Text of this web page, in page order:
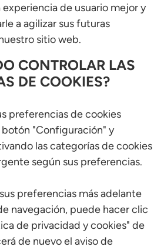
de usuario mejor y
a agilizar sus futuras
sitio web.
CONTROLAR LAS
DE COOKIES?
preferencias de cookies
"Configuración" y
las categorías de cookies
según sus preferencias.
preferencias más adelante
navegación, puede hacer clic
de privacidad y cookies" de
de nuevo el aviso de